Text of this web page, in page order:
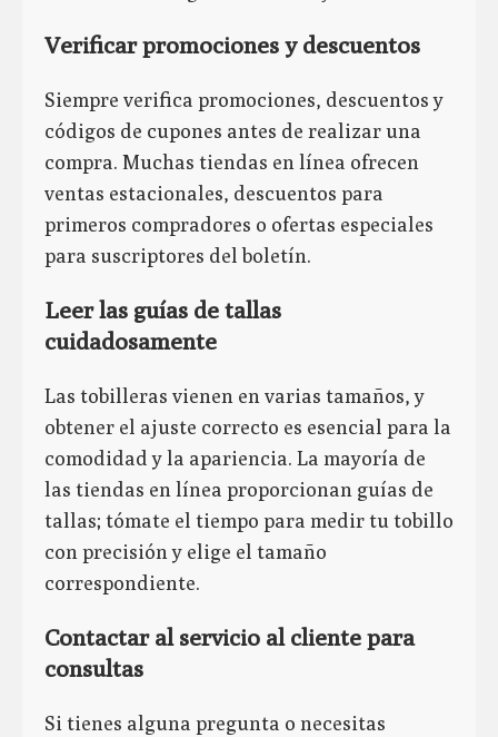
Verificar promociones y descuentos
Siempre verifica promociones, descuentos y
códigos de cupones antes de realizar una
compra. Muchas tiendas en línea ofrecen
ventas estacionales, descuentos para
primeros compradores o ofertas especiales
para suscriptores del boletín.
Leer las guías de tallas
cuidadosamente
Las tobilleras vienen en varias tamaños, y
obtener el ajuste correcto es esencial para la
comodidad y la apariencia. La mayoría de
las tiendas en línea proporcionan guías de
tallas; tómate el tiempo para medir tu tobillo
con precisión y elige el tamaño
correspondiente.
Contactar al servicio al cliente para
consultas
Si tienes alguna pregunta o necesitas